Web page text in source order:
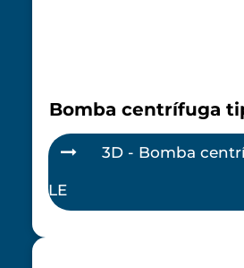
Bomba centrífuga
3D - Bomba
LE